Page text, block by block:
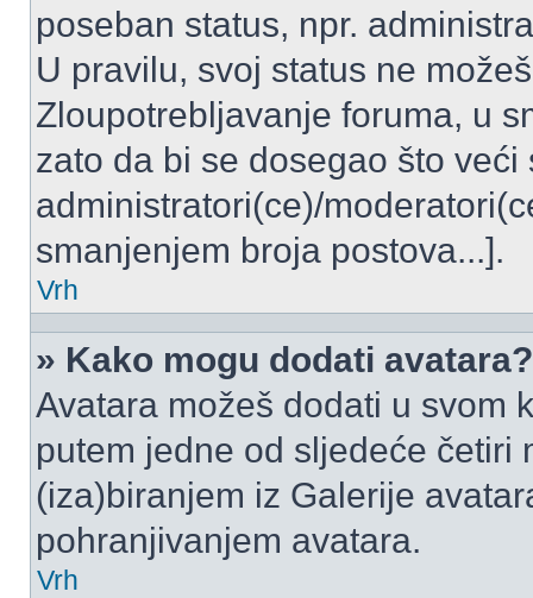
poseban status, npr.
U pravilu, svoj status ne
Zloupotrebljavanje foruma, u
zato da bi se dosegao što
administratori(ce)/
smanjenjem broja postova...].
Vrh
» Kako mogu dodati avatara?
Avatara možeš dodati u svom
putem jedne od sljedeće četiri
(iza)biranjem iz Galerije
pohranjivanjem avatara.
Vrh